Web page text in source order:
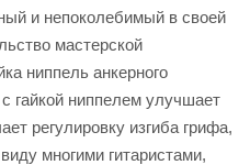
и непоколебимый в своей
мастерской
ниппель анкерного
гайкой ниппелем улучшает
регулировку изгиба грифа,
многими гитаристами,